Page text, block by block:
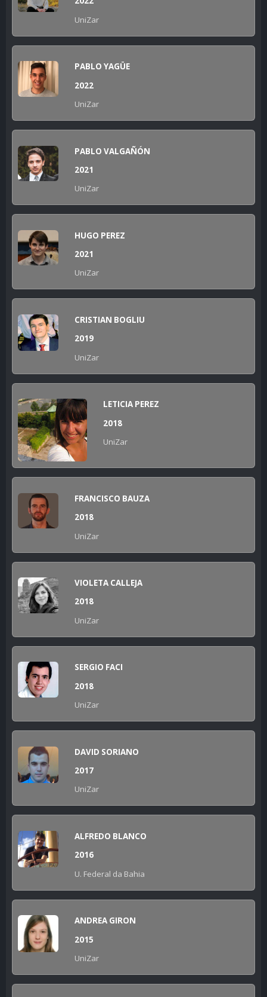
UniZar
PABLO YAGÜE
2022
UniZar
PABLO VALGAÑÓN
2021
UniZar
HUGO PEREZ
2021
UniZar
CRISTIAN BOGLIU
2019
UniZar
LETICIA PEREZ
2018
UniZar
FRANCISCO BAUZA
2018
UniZar
VIOLETA CALLEJA
2018
UniZar
SERGIO FACI
2018
UniZar
DAVID SORIANO
2017
UniZar
ALFREDO BLANCO
2016
U. Federal da Bahia
ANDREA GIRON
2015
UniZar